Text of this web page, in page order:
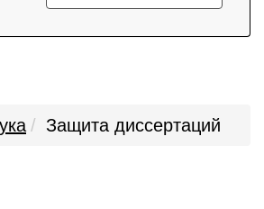
Защита диссертаций